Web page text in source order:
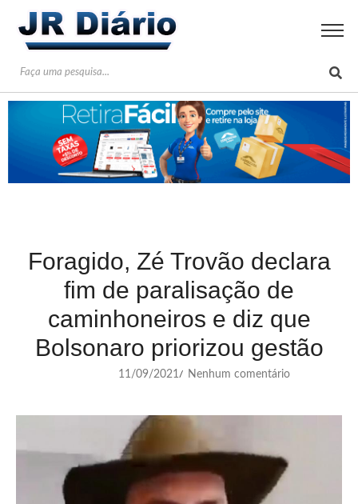
Foragido, Zé Trovão declara
fim de paralisação de
caminhoneiros e diz que
Bolsonaro priorizou gestão
11/09/2021/ Nenhum comentário